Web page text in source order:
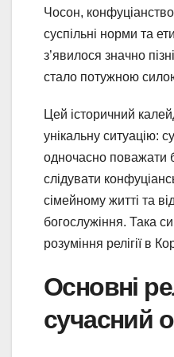
Чосон,
суспільні норми та
з’явилося значно
стало потужною
Цей історичний
унікальну ситуацію:
одночасно поважати
слідувати
сімейному житті та
богослужіння. Така
розуміння релігії в
Основні
сучасний